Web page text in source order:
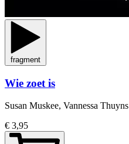
fragment
Wie zoet is
Susan Muskee, Vannessa Thuyns
€ 3,95